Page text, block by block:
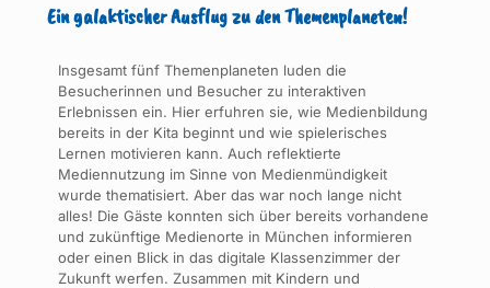
Ein galaktischer Ausflug zu den Themenplaneten!
Insgesamt fünf Themenplaneten luden die
Besucherinnen und Besucher zu interaktiven
Erlebnissen ein. Hier erfuhren sie, wie Medienbildung
bereits in der Kita beginnt und wie spielerisches
Lernen motivieren kann. Auch reflektierte
Mediennutzung im Sinne von Medienmündigkeit
wurde thematisiert. Aber das war noch lange nicht
alles! Die Gäste konnten sich über bereits vorhandene
und zukünftige Medienorte in München informieren
oder einen Blick in das digitale Klassenzimmer der
Zukunft werfen. Zusammen mit Kindern und